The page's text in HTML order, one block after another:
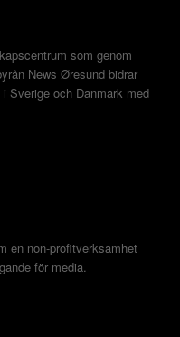
som genom
News Øresund bidrar
Sverige och Danmark med
en non-profitverksamhet
för media.